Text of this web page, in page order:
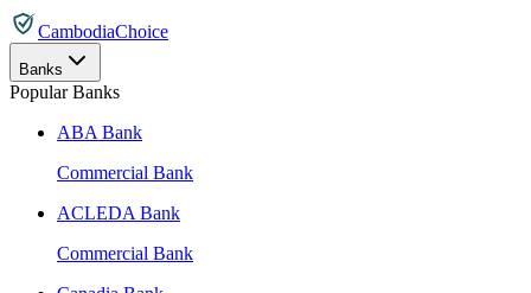
CambodiaChoice
Banks
Popular Banks
ABA Bank
Commercial Bank
ACLEDA Bank
Commercial Bank